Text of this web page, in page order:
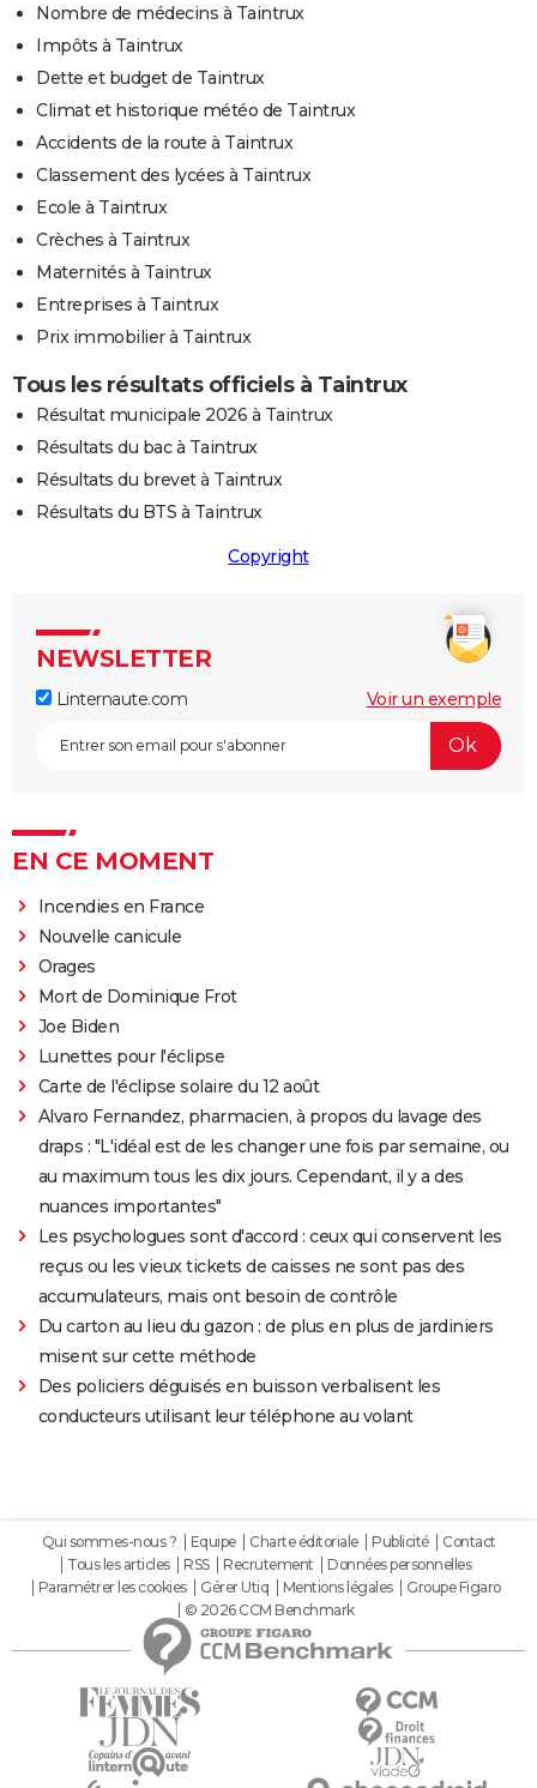
Nombre de médecins à Taintrux
Impôts à Taintrux
Dette et budget de Taintrux
Climat et historique météo de Taintrux
Accidents de la route à Taintrux
Classement des lycées à Taintrux
Ecole à Taintrux
Crèches à Taintrux
Maternités à Taintrux
Entreprises à Taintrux
Prix immobilier à Taintrux
Tous les résultats officiels à Taintrux
Résultat municipale 2026 à Taintrux
Résultats du bac à Taintrux
Résultats du brevet à Taintrux
Résultats du BTS à Taintrux
Copyright
NEWSLETTER
Linternaute.com Voir un exemple
EN CE MOMENT
Incendies en France
Nouvelle canicule
Orages
Mort de Dominique Frot
Joe Biden
Lunettes pour l'éclipse
Carte de l'éclipse solaire du 12 août
Alvaro Fernandez, pharmacien, à propos du lavage des
draps : "L'idéal est de les changer une fois par semaine, ou
au maximum tous les dix jours. Cependant, il y a des
nuances importantes"
Les psychologues sont d'accord : ceux qui conservent les
reçus ou les vieux tickets de caisses ne sont pas des
accumulateurs, mais ont besoin de contrôle
Du carton au lieu du gazon : de plus en plus de jardiniers
misent sur cette méthode
Des policiers déguisés en buisson verbalisent les
conducteurs utilisant leur téléphone au volant
Qui sommes-nous ? Equipe Charte éditoriale Publicité
Contact
Tous les articles
RSS Recrutement
Données personnelles
Paramétrer les cookies
Gérer Utiq Mentions légales
Groupe Figaro
© 2026 CCM Benchmark